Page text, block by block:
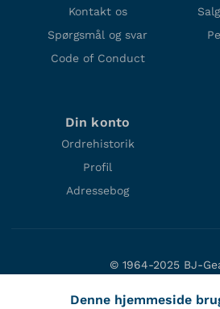
Kontakt os
Spørgsmål og svar
Code of Conduct
Din konto
Ordrehistorik
Profil
Adressebog
© 1964-2025 BJ-
DK-8660
Denne hjemmeside